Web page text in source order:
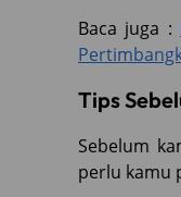
Baca juga :
Tips
Sebelum
perlu kamu